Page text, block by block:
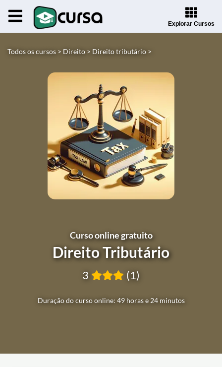
Explorar Cursos
Todos os cursos > Direito > Direito tributário >
Curso online gratuito
Direito Tributário
Duração do curso online: 49 horas e 24 minutos
3 (1)